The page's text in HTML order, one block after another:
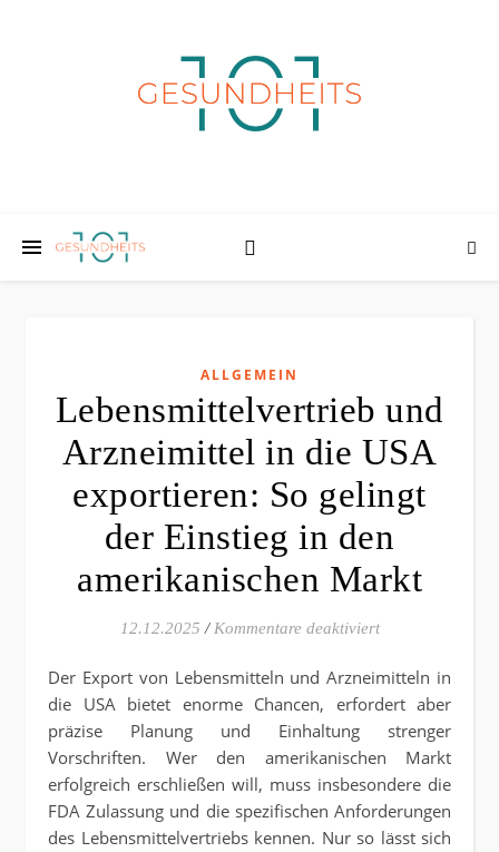
ALLGEMEIN
Lebensmittelvertrieb und
Arzneimittel in die USA
exportieren: So gelingt
der Einstieg in den
amerikanischen Markt
12.12.2025 / Kommentare deaktiviertfür
Der Export von Lebensmitteln und Arzneimitteln in
die USA bietet enorme Chancen, erfordert aber
präzise Planung und Einhaltung strenger
Vorschriften. Wer den amerikanischen Markt
erfolgreich erschließen will, muss insbesondere die
FDA Zulassung und die spezifischen Anforderungen
des Lebensmittelvertriebs kennen. Nur so lässt sich